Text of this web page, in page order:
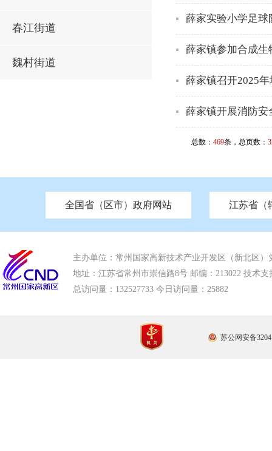
春江街道
魏村街道
薛家实验小学足球
薛家镇参加合成
薛家镇召开2025
薛家镇开展消防安
总数： 469条，总页数：
全国省（区市）政府网站
北京 天津 重庆 河南 河北 山西
江苏省（
中国江苏 南京市政府 苏州市政府 无锡
市发改委 市工信局 市教育局 市科技局 市
市应急管理局 市审计局 市外事办 市生态
主办单位：常州国家高新技术产业开发区（新北区）
地址：江苏省常州市崇信路8号 邮编：213022 技术支
总访问量： 132527733 今日访问量： 25882
苏公网安备